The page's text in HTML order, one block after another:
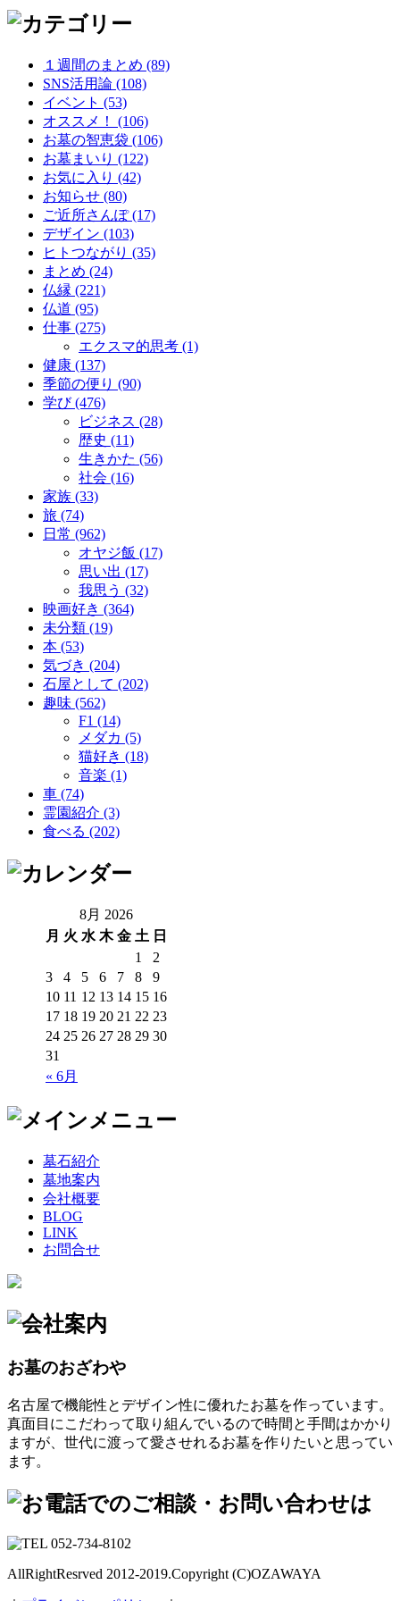
１週間のまとめ (89)
SNS活用論 (108)
イベント (53)
オススメ！ (106)
お墓の智恵袋 (106)
お墓まいり (122)
お気に入り (42)
お知らせ (80)
ご近所さんぽ (17)
デザイン (103)
ヒトつながり (35)
まとめ (24)
仏縁 (221)
仏道 (95)
仕事 (275)
エクスマ的思考 (1)
健康 (137)
季節の便り (90)
学び (476)
ビジネス (28)
歴史 (11)
生きかた (56)
社会 (16)
家族 (33)
旅 (74)
日常 (962)
オヤジ飯 (17)
思い出 (17)
我思う (32)
映画好き (364)
未分類 (19)
本 (53)
気づき (204)
石屋として (202)
趣味 (562)
F1 (14)
メダカ (5)
猫好き (18)
音楽 (1)
車 (74)
霊園紹介 (3)
食べる (202)
8月 2026
月 火 水 木 金 土 日
« 6月
1
2
3
4 5 6 7 8
9
10 11 12 13 14 15 16
17 18 19 20 21 22 23
24 25 26 27 28 29 30
31
墓石紹介
墓地案内
会社概要
BLOG
LINK
お問合せ
お墓のおざわや
名古屋で機能性とデザイン性に優れたお墓を作っています。
真面目にこだわって取り組んでいるので時間と手間はかかり
ますが、世代に渡って愛させれるお墓を作りたいと思ってい
ます。
AllRightResrved 2012-2019.Copyright (C)OZAWAYA